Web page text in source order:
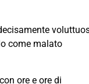
come malato
ore e ore di